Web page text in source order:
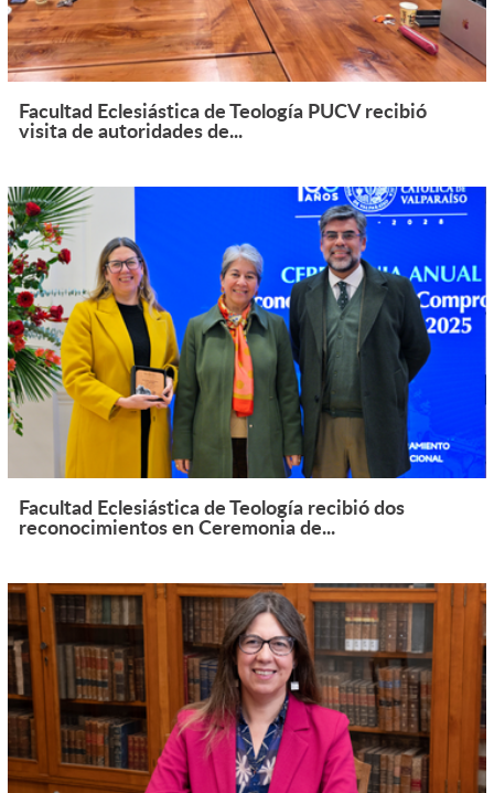
Facultad Eclesiástica de Teología PUCV recibió
visita de autoridades de...
Facultad Eclesiástica de Teología recibió dos
reconocimientos en Ceremonia de...